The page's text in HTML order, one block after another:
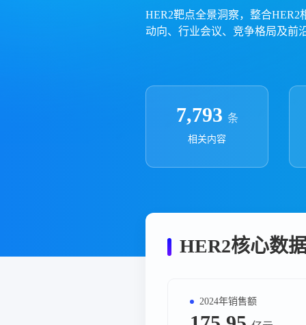
投资决策与交易估值
投融资
时讯
政策法规
药品生产企业
HER2靶点全景洞察，整合HER2
动向、行业会议、竞争格局及前
7,793 条
相关内容
HER2核心数
2024年销售额